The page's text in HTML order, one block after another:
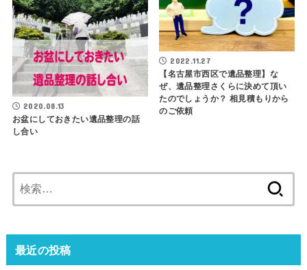
2020.08.13
お盆にしておきたい遺品整理の話
し合い
2022.11.27
【名古屋市西区で遺品整理】な
ぜ、遺品整理さくらに決めて頂い
たのでしょうか？ 相見積もりから
のご依頼
索:
最近の投稿